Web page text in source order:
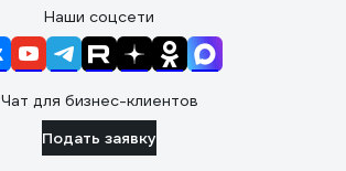
Наши соцсети
Чат для бизнес-клиентов
Подать заявку